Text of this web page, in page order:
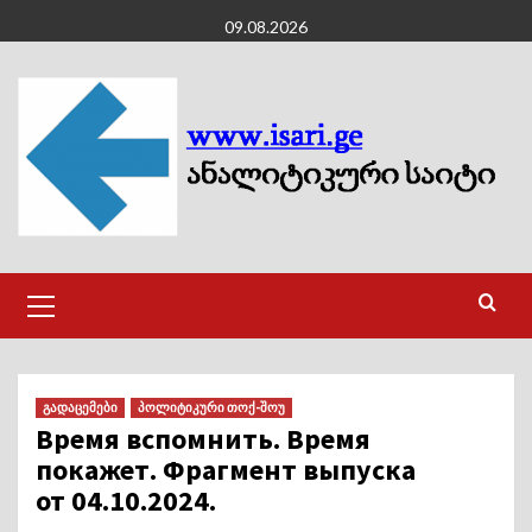
to
content
09.08.2026
Menu
გადაცემები პოლიტიკური თოქ-შოუ
Время вспомнить. Время
покажет. Фрагмент выпуска
от 04.10.2024.